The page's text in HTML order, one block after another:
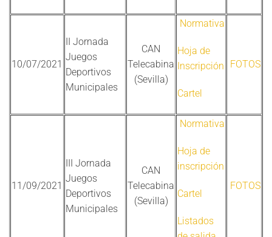
10/07/2021
II Jornada
Juegos
Deportivos
Municipales
CAN
Telecabina
(Sevilla)
Normativa
Hoja de
Inscripción
Cartel
FOTOS
11/09/2021
III Jornada
Juegos
Deportivos
Municipales
CAN
Telecabina
(Sevilla)
Normativa
Hoja de
inscripción
Cartel
Listados
FOTOS